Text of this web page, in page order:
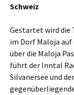
Schweiz
Gestartet wird die
im Dorf Maloja
über die Maloja
führt der Inntal
Silvanersee und